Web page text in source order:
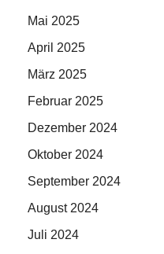
Mai 2025
April 2025
März 2025
Februar 2025
Dezember 2024
Oktober 2024
September 2024
August 2024
Juli 2024